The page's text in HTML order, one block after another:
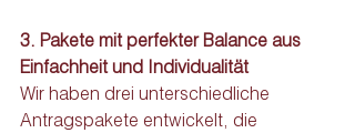
3. Pakete mit perfekter Balance aus
Einfachheit und Individualität
Wir haben drei unterschiedliche
Antragspakete entwickelt, die